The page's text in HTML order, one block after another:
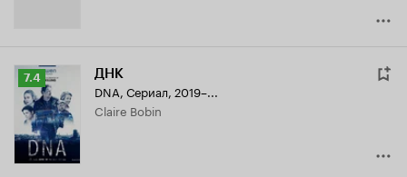
Рейтинг
Кинопоиска
7.4
7.4 ДНК
DNA, Сериал, 2019–...
Claire Bobin